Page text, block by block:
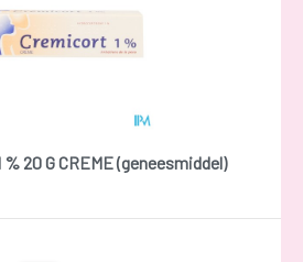
% 20 G CREME (geneesmiddel)